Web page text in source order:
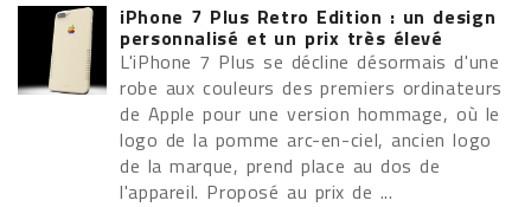
iPhone 7 Plus Retro Edition : un design
personnalisé et un prix très élevé
L'iPhone 7 Plus se décline désormais d'une
robe aux couleurs des premiers ordinateurs
de Apple pour une version hommage, où le
logo de la pomme arc-en-ciel, ancien logo
de la marque, prend place au dos de
l'appareil. Proposé au prix de ...